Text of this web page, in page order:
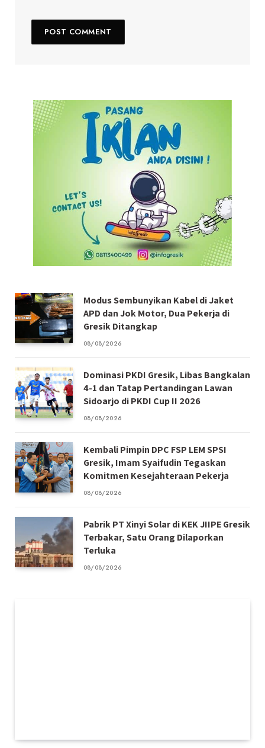
Modus Sembunyikan Kabel di Jaket
APD dan Jok Motor, Dua Pekerja di
Gresik Ditangkap
08/08/2026
Dominasi PKDI Gresik, Libas Bangkalan
4-1 dan Tatap Pertandingan Lawan
Sidoarjo di PKDI Cup II 2026
08/08/2026
Kembali Pimpin DPC FSP LEM SPSI
Gresik, Imam Syaifudin Tegaskan
Komitmen Kesejahteraan Pekerja
08/08/2026
Pabrik PT Xinyi Solar di KEK JIIPE Gresik
Terbakar, Satu Orang Dilaporkan
Terluka
08/08/2026